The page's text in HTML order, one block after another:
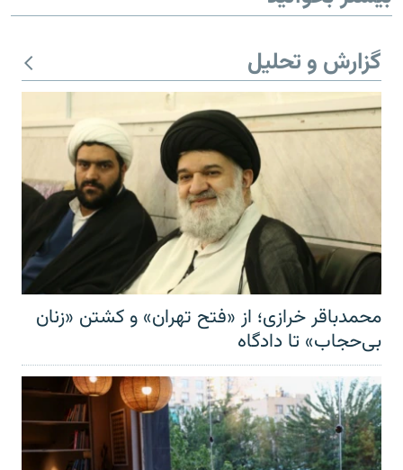
گزارش و تحلیل
محمدباقر خرازی؛ از «فتح تهران» و کشتن «زنان
بی‌حجاب» تا دادگاه